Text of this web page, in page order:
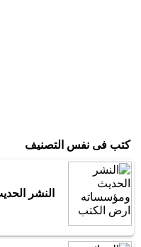
كتب فى نفس التصنيف
النشر